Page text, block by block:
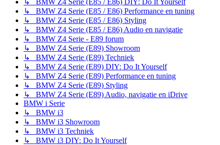
↳ BMW Z4 Serie (E85 / E86) Performance en tuning
↳ BMW Z4 Serie (E85 / E86) Styling
↳ BMW Z4 Serie (E85 / E86) Audio en navigatie
↳ BMW Z4 Serie - E89 forum
↳ BMW Z4 Serie (E89) Showroom
↳ BMW Z4 Serie (E89) Techniek
↳ BMW Z4 Serie (E89) DIY: Do It Yourself
↳ BMW Z4 Serie (E89) Performance en tuning
↳ BMW Z4 Serie (E89) Styling
↳ BMW Z4 Serie (E89) Audio, navigatie en iDrive
BMW i Serie
↳ BMW i3
↳ BMW i3 Showroom
↳ BMW i3 Techniek
↳ BMW i3 DIY: Do It Yourself